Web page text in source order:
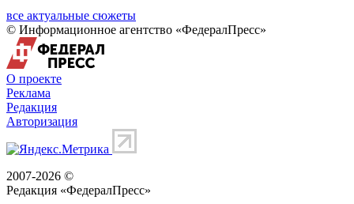
все актуальные сюжеты
© Информационное агентство «ФедералПресс»
О проекте
Реклама
Редакция
Авторизация
2007-2026 ©
Редакция «ФедералПресс»